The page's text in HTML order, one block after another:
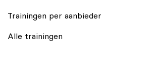
Trainingen per aanbieder
Alle trainingen